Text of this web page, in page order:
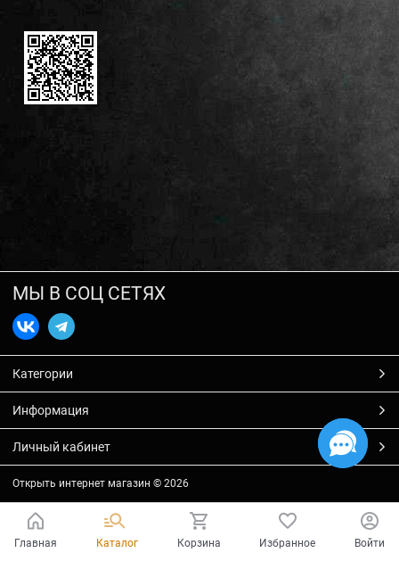
МЫ В СОЦ СЕТЯХ
Категории
Информация
Личный кабинет
Открыть интернет магазин © 2026
Главная Каталог Корзина Избранное Войти